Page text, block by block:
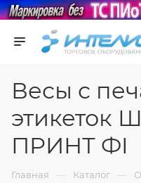
Весы с
этикеток
ПРИНТ ФI
Главная — Каталог —